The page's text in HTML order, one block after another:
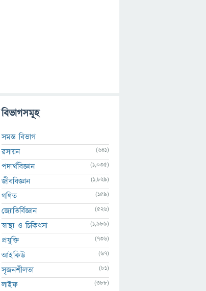
বিভাগসমূহ
সমস্ত বিভাগ
রসায়ন
(641)
পদার্থবিজ্ঞান (1,035)
জীববিজ্ঞান (1,829)
গণিত (159)
জ্যোতির্বিজ্ঞান (526)
স্বাস্থ্য ও চিকিৎসা (1,989)
প্রযুক্তি (736)
আইকিউ (67)
সৃজনশীলতা (81)
লাইফ (388)